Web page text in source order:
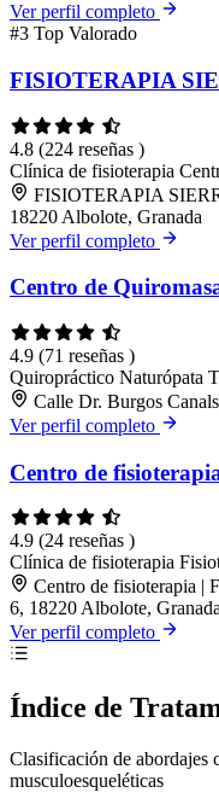
Ver perfil completo
#3 Top Valorado
FISIOTERAPIA
4.8 (224 reseñas )
Clínica de fisioterapia
FISIOTERAPIA
18220 Albolote, Granada
Ver perfil completo
Centro de
4.9 (71 reseñas )
Quiropráctico Naturópata
Calle Dr. Burgos
Ver perfil completo
Centro de
4.9 (24 reseñas )
Clínica de fisioterapia
Centro de fisioterapia |
6, 18220 Albolote, Granada
Ver perfil completo
Índice de
Clasificación de abordajes
musculoesqueléticas